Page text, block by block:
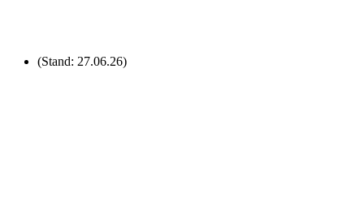
(Stand: 27.06.26)